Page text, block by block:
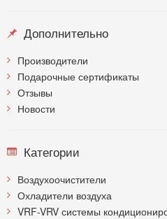
Дополнительно
Производители
Подарочные сертификаты
Отзывы
Новости
Категории
Воздухоочистители
Охладители воздуха
VRF-VRV системы